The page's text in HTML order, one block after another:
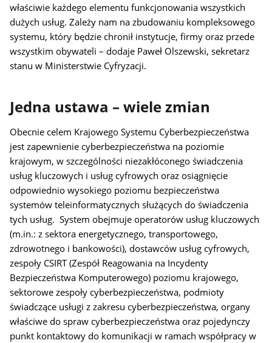
właściwie każdego elementu funkcjonowania wszystkich
dużych usług. Zależy nam na zbudowaniu kompleksowego
systemu, który będzie chronił instytucje, firmy oraz przede
wszystkim obywateli – dodaje Paweł Olszewski, sekretarz
stanu w Ministerstwie Cyfryzacji.
Jedna ustawa – wiele zmian
Obecnie celem Krajowego Systemu Cyberbezpieczeństwa
jest zapewnienie cyberbezpieczeństwa na poziomie
krajowym, w szczególności niezakłóconego świadczenia
usług kluczowych i usług cyfrowych oraz osiągnięcie
odpowiednio wysokiego poziomu bezpieczeństwa
systemów teleinformatycznych służących do świadczenia
tych usług. System obejmuje operatorów usług kluczowych
(m.in.: z sektora energetycznego, transportowego,
zdrowotnego i bankowości), dostawców usług cyfrowych,
zespoły CSIRT (Zespół Reagowania na Incydenty
Bezpieczeństwa Komputerowego) poziomu krajowego,
sektorowe zespoły cyberbezpieczeństwa, podmioty
świadczące usługi z zakresu cyberbezpieczeństwa, organy
właściwe do spraw cyberbezpieczeństwa oraz pojedynczy
punkt kontaktowy do komunikacji w ramach współpracy w